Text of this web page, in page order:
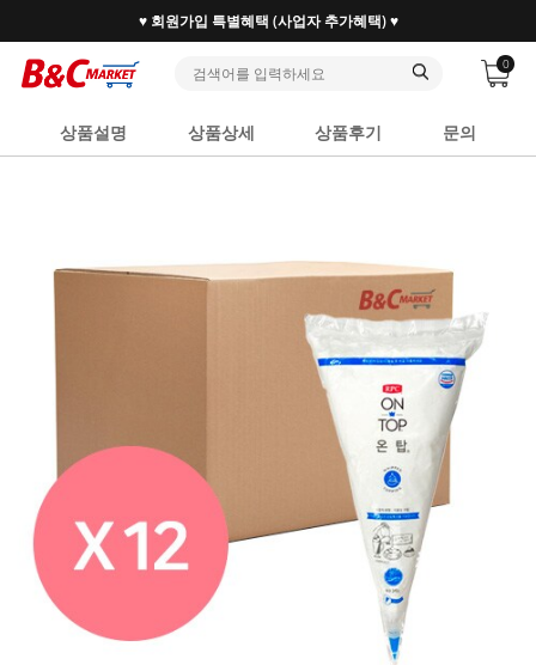
♥ 회원가입 특별혜택 (사업자 추가혜택) ♥
0
상품설명 상품상세 상품후기 문의